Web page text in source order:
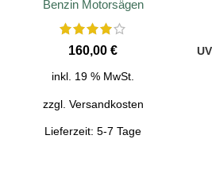
Benzin Motorsägen
€
inkl. 19 % MwSt.
zzgl. Versandkosten
Lieferzeit: 5-7 Tage